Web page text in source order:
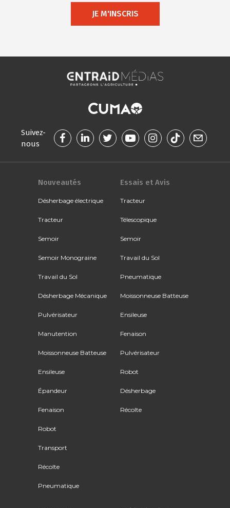
JE M'INSCRIS
Suivez-
nous
Nouveautés
Désherbage électrique
Tracteur
Semoir
Semoir Monograine
Travail du Sol
Désherbage Mécanique
Pulvérisateur
Manutention
Moissonneuse Batteuse
Ensileuse
Épandeur
Fenaison
Robot
Transport
Récolte
Pneumatique
Essais et Avis
Tracteur
Télescopique
Semoir
Travail du Sol
Pneumatique
Moissonneuse Batteuse
Ensileuse
Fenaison
Pulvérisateur
Robot
Désherbage
Récolte